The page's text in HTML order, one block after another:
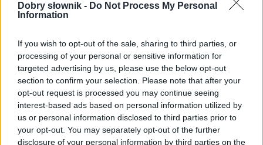
Dobry słownik - Do Not Process My Personal
Information
If you wish to opt-out of the sale, sharing to third parties, or
processing of your personal or sensitive information for
targeted advertising by us, please use the below opt-out
section to confirm your selection. Please note that after your
opt-out request is processed you may continue seeing
interest-based ads based on personal information utilized by
us or personal information disclosed to third parties prior to
your opt-out. You may separately opt-out of the further
disclosure of your personal information by third parties on the
jawnogrzesznic; jawnogrzesznica; jawnogrzesznicą;
jawnogrzesznice; jawnogrzesznicę; jawnogrzesznico;
jawnogrzesznicom; jawnogrzesznicy
ZGŁOŚ POPRAWKĘ